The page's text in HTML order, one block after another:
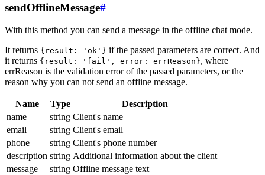
sendOfflineMessage#
With this method you can send a message in the offline chat mode.
It returns {result: 'ok'} if the passed parameters are correct. And
it returns {result: 'fail', error: errReason}, where
errReason is the validation error of the passed parameters, or the
reason why you can not send an offline message.
Name Type
Description
name
string Client's name
email
string Client's email
phone
string Client's phone number
description string Additional information about the client
message
string Offline message text